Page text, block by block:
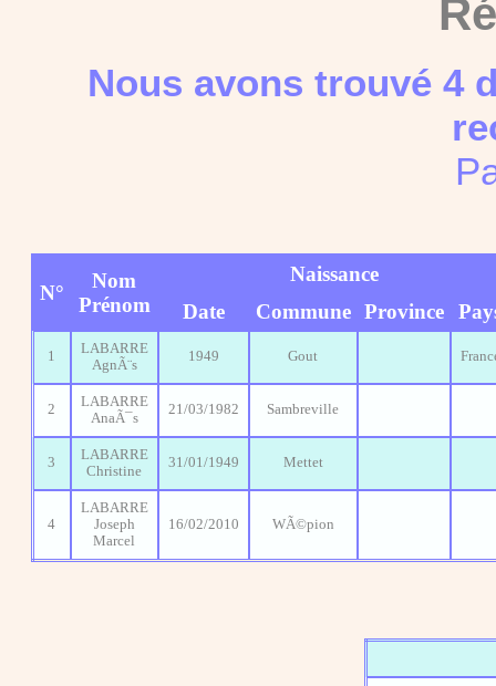
Nous avons trouvé 4
N°
Nom
Prénom
Naissance
Date
Commune Province
1
LABARRE
AgnÃ¨s
1949 Gout
2
LABARRE
AnaÃ¯s
21/03/1982 Sambreville
3
LABARRE
Christine
31/01/1949 Mettet
4
LABARRE
Joseph
Marcel
16/02/2010 WÃ©pion